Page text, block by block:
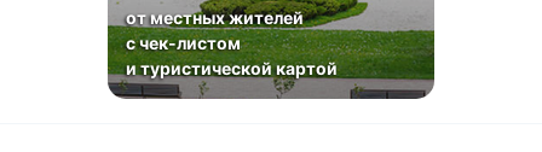
от местных жителей
с чек-листом
и туристической картой